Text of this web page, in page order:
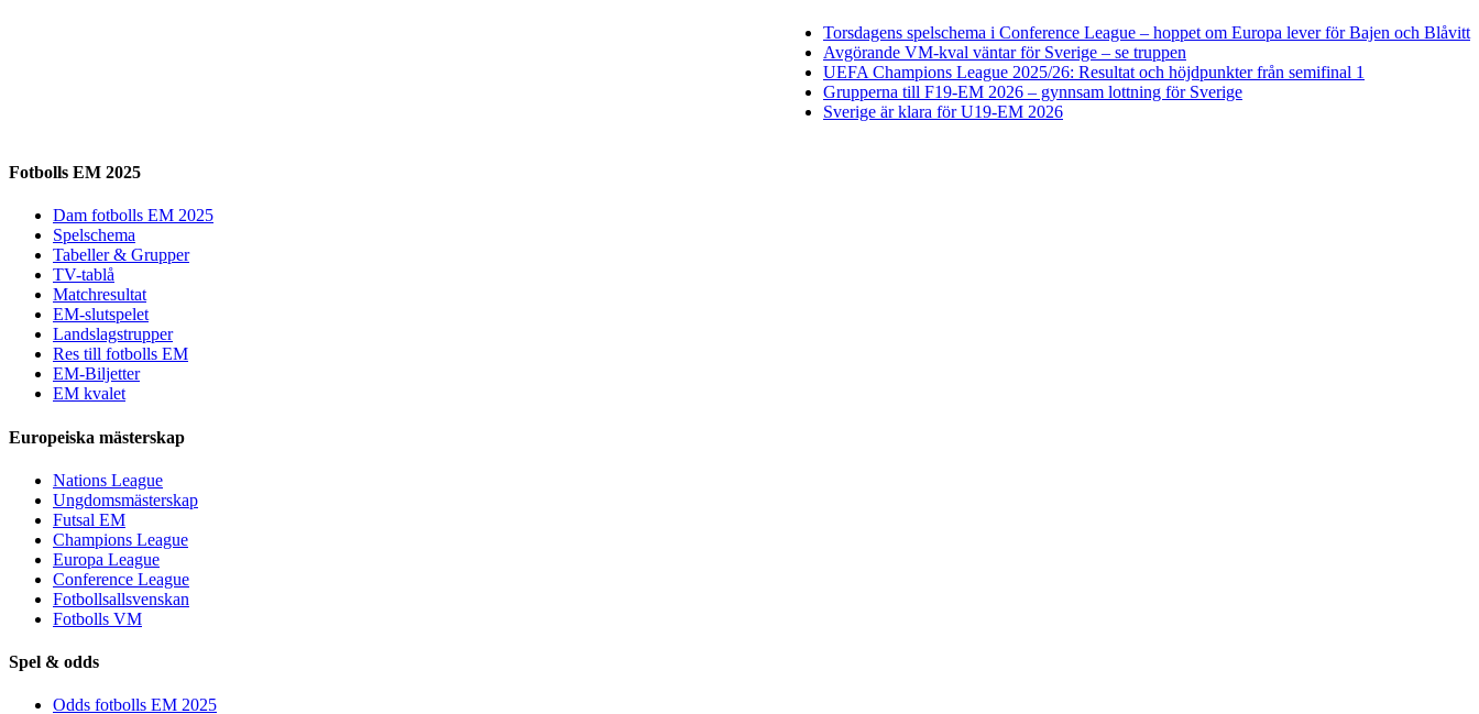
Torsdagens spelschema i Conference League – hoppet om Europa lever för Bajen och Blåvitt
Avgörande VM-kval väntar för Sverige – se truppen
UEFA Champions League 2025/26: Resultat och höjdpunkter från semifinal 1
Grupperna till F19-EM 2026 – gynnsam lottning för Sverige
Sverige är klara för U19-EM 2026
Fotbolls EM 2025
Dam fotbolls EM 2025
Spelschema
Tabeller & Grupper
TV-tablå
Matchresultat
EM-slutspelet
Landslagstrupper
Res till fotbolls EM
EM-Biljetter
EM kvalet
Europeiska mästerskap
Nations League
Ungdomsmästerskap
Futsal EM
Champions League
Europa League
Conference League
Fotbollsallsvenskan
Fotbolls VM
Spel & odds
Odds fotbolls EM 2025